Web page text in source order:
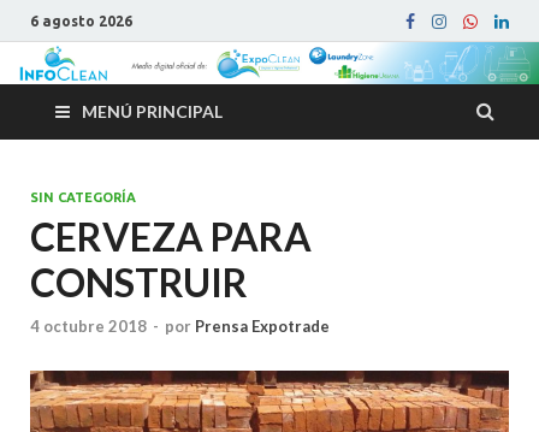
6 agosto 2026
MENÚ PRINCIPAL
SIN CATEGORÍA
CERVEZA PARA
CONSTRUIR
4 octubre 2018 - por Prensa Expotrade